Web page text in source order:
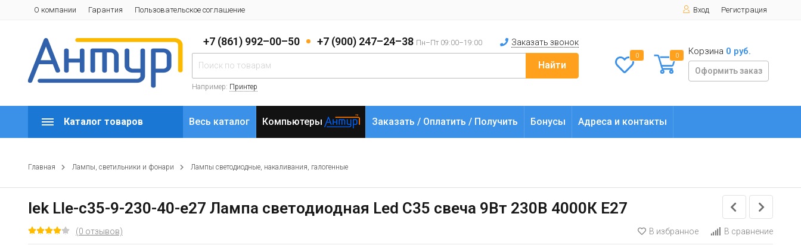
О компании Гарантия Пользовательское соглашение Вход Регистрация
+7 (861) 992–00–50 +7 (900) 247–24–38 Пн–Пт 09:00–19:00 Заказать звонок
Найти
Например: Принтер
0 0 Корзина 0 руб.
Оформить заказ
Каталог товаров Весь каталог Компьютеры Заказать / Оплатить / Получить Бонусы Адреса и контакты
Главная Лампы, светильники и фонари Лампы светодиодные, накаливания, галогенные
Iek Lle-c35-9-230-40-e27 Лампа светодиодная Led C35 свеча 9Вт 230В 4000К E27
(0 отзывов) В избранное В сравнение